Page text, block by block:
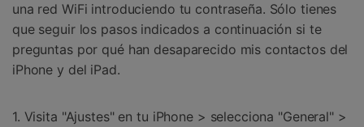
una red WiFi introduciendo tu contraseña. Sólo tienes
que seguir los pasos indicados a continuación si te
preguntas por qué han desaparecido mis contactos del
iPhone y del iPad.
1. Visita "Ajustes" en tu iPhone > selecciona "General" >